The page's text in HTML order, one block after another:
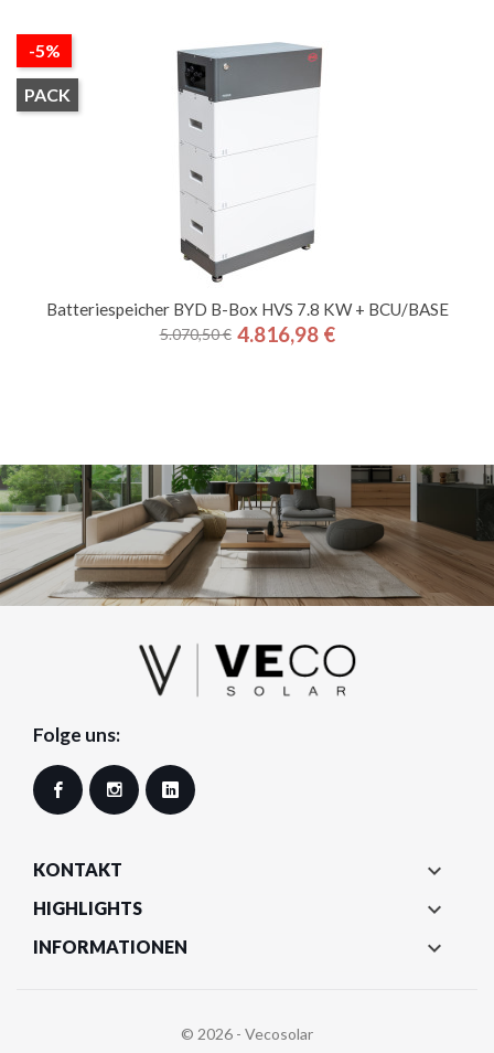
Batteriespeicher BYD B-Box HVS 7.8 KW + BCU/BASE
Regulärer
5.070,50 € Preis
4.816,98 €
-5%
PACK
Folge uns:
Facebook Instagram
KONTAKT 
HIGHLIGHTS 
INFORMATIONEN 
© 2026 - Vecosolar